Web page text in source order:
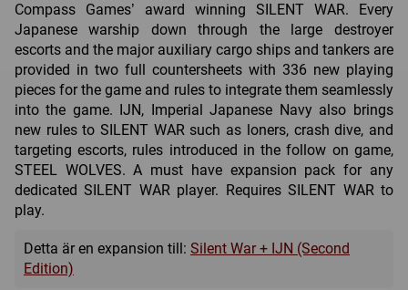
Compass Games’ award winning SILENT WAR. Every
Japanese warship down through the large destroyer
escorts and the major auxiliary cargo ships and tankers are
provided in two full countersheets with 336 new playing
pieces for the game and rules to integrate them seamlessly
into the game. IJN, Imperial Japanese Navy also brings
new rules to SILENT WAR such as loners, crash dive, and
targeting escorts, rules introduced in the follow on game,
STEEL WOLVES. A must have expansion pack for any
dedicated SILENT WAR player. Requires SILENT WAR to
play.
Detta är en expansion till: Silent War + IJN (Second
Edition)